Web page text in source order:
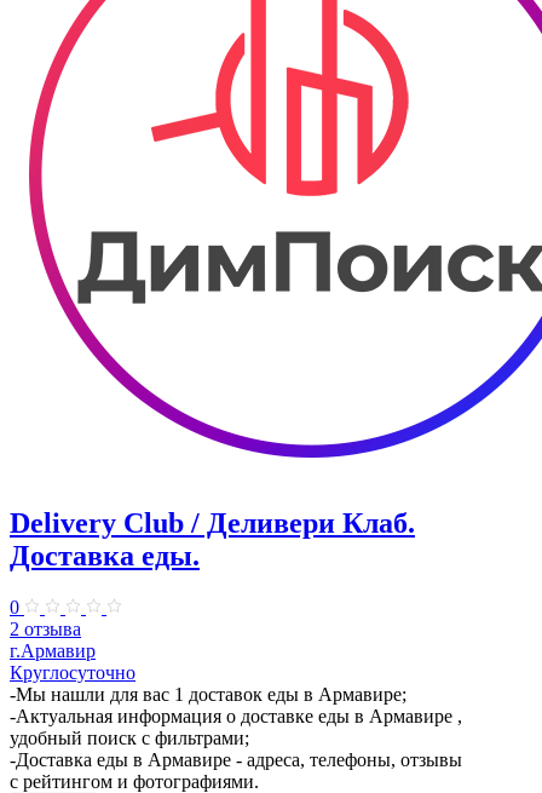
Delivery Club / Деливери Клаб.
Доставка еды.
0
2 отзыва
г.Армавир
Круглосуточно
-Мы нашли для вас 1 доставок еды в Армавире;
-Актуальная информация о доставке еды в Армавире ,
удобный поиск с фильтрами;
-Доставка еды в Армавире - адреса, телефоны, отзывы
с рейтингом и фотографиями.